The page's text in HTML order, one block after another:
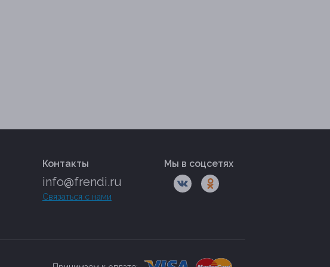
Контакты
info@frendi.ru
Связаться с нами
Мы в соцсетях